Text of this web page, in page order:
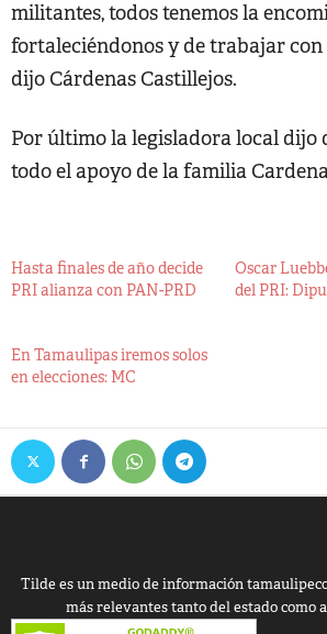
militantes, todos tenemos la
fortaleciéndonos y de trabajar con
dijo Cárdenas Castillejos.
Por último la legisladora local dijo
todo el apoyo de la familia
Hasta finales de año decide
PRI alianza con PAN-PRD
Oscar
del PRI:
En Tamaulipas iremos solos
en elecciones: MC
Tilde es un medio de información
más relevantes tanto del estado como